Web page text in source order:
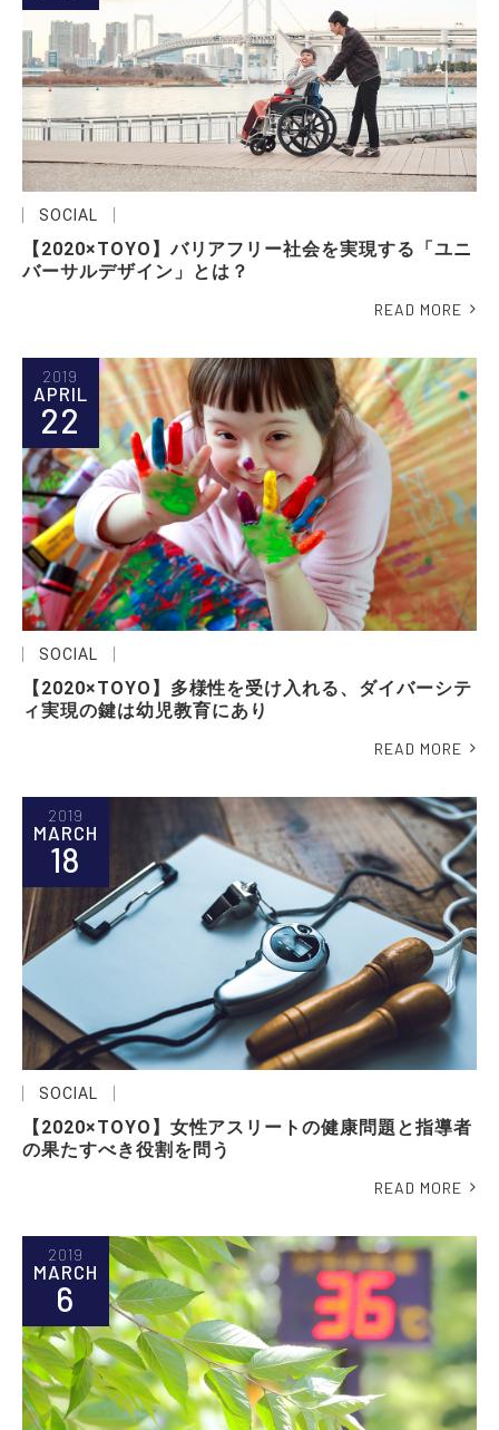
SOCIAL
【2020×TOYO】バリアフリー社会を実現する「ユニ
バーサルデザイン」とは？
READ MORE
2019
APRIL
22
SOCIAL
【2020×TOYO】多様性を受け入れる、ダイバーシテ
ィ実現の鍵は幼児教育にあり
READ MORE
2019
MARCH
18
SOCIAL
【2020×TOYO】女性アスリートの健康問題と指導者
の果たすべき役割を問う
READ MORE
2019
MARCH
6